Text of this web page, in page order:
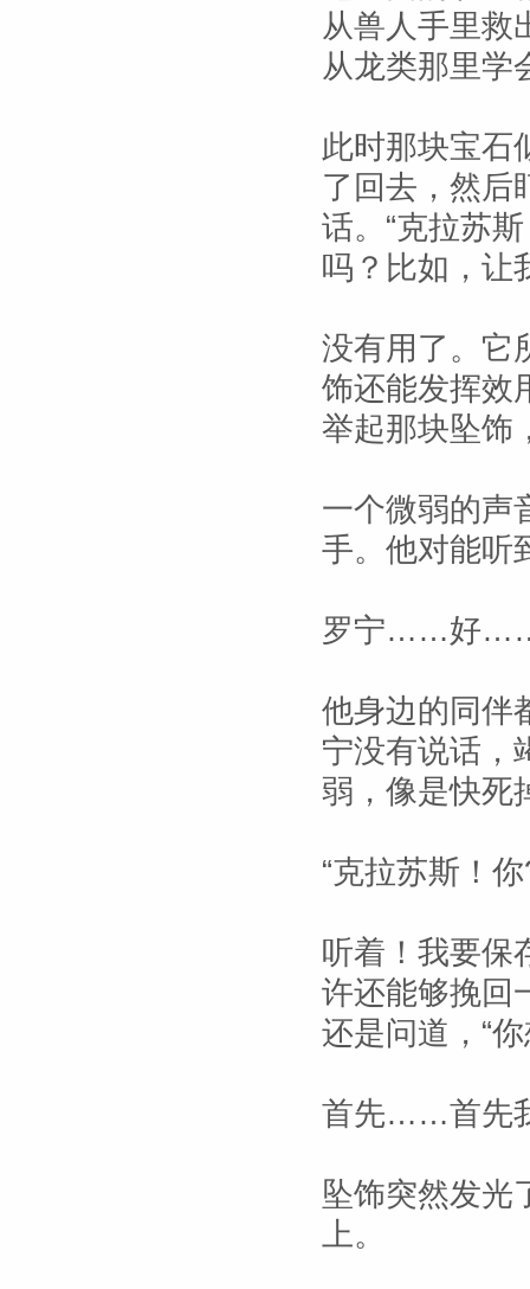
从兽人手里救
从龙类那里学
此时那块宝石
了回去，然后
话。“克拉苏
吗？比如，让
没有用了。它
饰还能发挥效
举起那块坠饰
一个微弱的声
手。他对能听
罗宁……好
他身边的同伴
宁没有说话，
弱，像是快死
“克拉苏斯！你
听着！我要
许还能够挽回
还是问道，“
首先……首先
坠饰突然发光
上。